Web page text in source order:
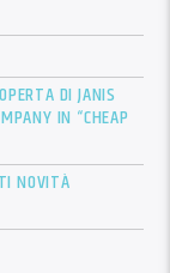
DI JANIS
IN “CHEAP
NOVITÀ